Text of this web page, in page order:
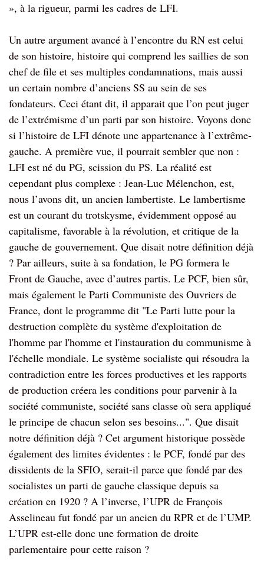
», à la rigueur, parmi les cadres de LFI.
Un autre argument avancé à l’encontre du RN est celui
de son histoire, histoire qui comprend les saillies de son
chef de file et ses multiples condamnations, mais aussi
un certain nombre d’anciens SS au sein de ses
fondateurs. Ceci étant dit, il apparait que l’on peut juger
de l’extrémisme d’un parti par son histoire. Voyons donc
si l’histoire de LFI dénote une appartenance à l’extrême-
gauche. A première vue, il pourrait sembler que non :
LFI est né du PG, scission du PS. La réalité est
cependant plus complexe : Jean-Luc Mélenchon, est,
nous l’avons dit, un ancien lambertiste. Le lambertisme
est un courant du trotskysme, évidemment opposé au
capitalisme, favorable à la révolution, et critique de la
gauche de gouvernement. Que disait notre définition déjà
? Par ailleurs, suite à sa fondation, le PG formera le
Front de Gauche, avec d’autres partis. Le PCF, bien sûr,
mais également le Parti Communiste des Ouvriers de
France, dont le programme dit "Le Parti lutte pour la
destruction complète du système d'exploitation de
l'homme par l'homme et l'instauration du communisme à
l'échelle mondiale. Le système socialiste qui résoudra la
contradiction entre les forces productives et les rapports
de production créera les conditions pour parvenir à la
société communiste, société sans classe où sera appliqué
le principe de chacun selon ses besoins...". Que disait
notre définition déjà ? Cet argument historique possède
également des limites évidentes : le PCF, fondé par des
dissidents de la SFIO, serait-il parce que fondé par des
socialistes un parti de gauche classique depuis sa
création en 1920 ? A l’inverse, l’UPR de François
Asselineau fut fondé par un ancien du RPR et de l’UMP.
L’UPR est-elle donc une formation de droite
parlementaire pour cette raison ?